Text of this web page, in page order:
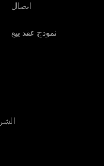
اتصال
نموذج عقد بيع